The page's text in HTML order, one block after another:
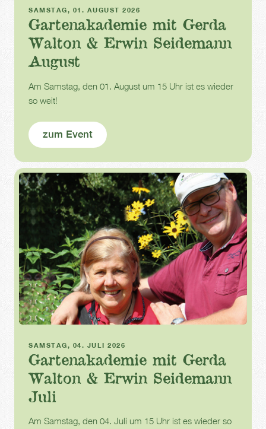
SAMSTAG, 01. AUGUST 2026
Gartenakademie mit Gerda
Walton & Erwin Seidemann
August
Am Samstag, den 01. August um 15 Uhr ist es wieder
so weit!
zum Event
SAMSTAG, 04. JULI 2026
Gartenakademie mit Gerda
Walton & Erwin Seidemann
Juli
Am Samstag, den 04. Juli um 15 Uhr ist es wieder so